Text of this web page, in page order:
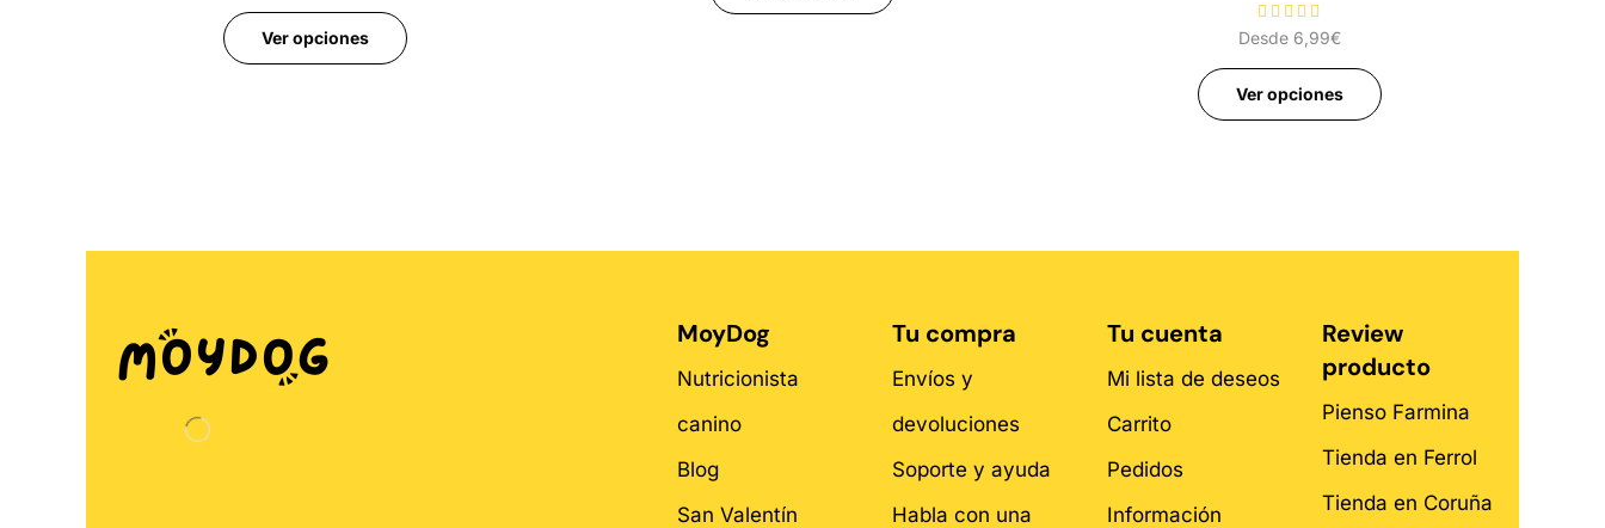
Ver opciones Desde 6,99€
Ver opciones
MoyDog
Nutricionista
canino
Blog
San Valentín
Tu compra
Envíos y
devoluciones
Soporte y ayuda
Habla con una
Tu cuenta
Mi lista de deseos
Carrito
Pedidos
Información
Review
producto
Pienso Farmina
Tienda en Ferrol
Tienda en Coruña